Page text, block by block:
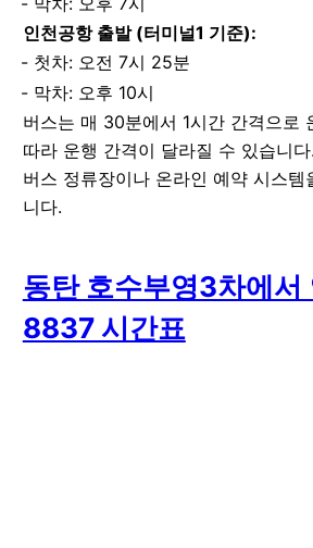
인천공항 출발 (터미널1 기준):
첫차: 오전 7시 25분
막차: 오후 10시
버스는 매 30분에서 1시간 간격으로
따라 운행 간격이 달라질 수 있습니
버스 정류장이나 온라인 예약 시스템
니다.
동탄 호수부영3차에서
8837 시간표